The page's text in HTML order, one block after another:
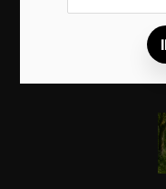
Waarom een